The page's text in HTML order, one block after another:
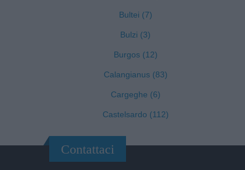
Bultei (7)
Bulzi (3)
Burgos (12)
Calangianus (83)
Cargeghe (6)
Castelsardo (112)
Contattaci